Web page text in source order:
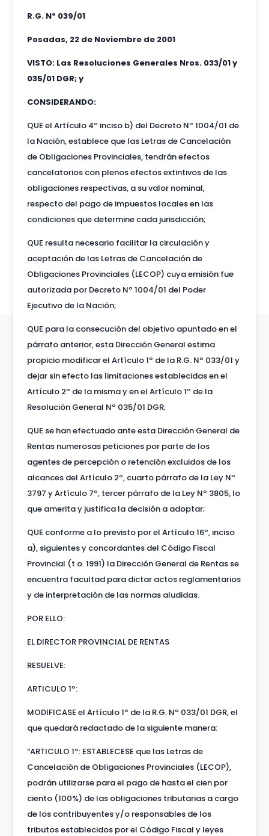
R.G. Nº 039/01
Posadas, 22 de Noviembre de 2001
VISTO: Las Resoluciones Generales Nros. 033/01 y
035/01 DGR; y
CONSIDERANDO:
QUE el Artículo 4º inciso b) del Decreto Nº 1004/01 de
la Nación, establece que las Letras de Cancelación
de Obligaciones Provinciales, tendrán efectos
cancelatorios con plenos efectos extintivos de las
obligaciones respectivas, a su valor nominal,
respecto del pago de impuestos locales en las
condiciones que determine cada jurisdicción;
QUE resulta necesario facilitar la circulación y
aceptación de las Letras de Cancelación de
Obligaciones Provinciales (LECOP) cuya emisión fue
autorizada por Decreto Nº 1004/01 del Poder
Ejecutivo de la Nación;
QUE para la consecución del objetivo apuntado en el
párrafo anterior, esta Dirección General estima
propicio modificar el Artículo 1º de la R.G. Nº 033/01 y
dejar sin efecto las limitaciones establecidas en el
Artículo 2º de la misma y en el Artículo 1º de la
Resolución General Nº 035/01 DGR;
QUE se han efectuado ante esta Dirección General de
Rentas numerosas peticiones por parte de los
agentes de percepción o retención excluidos de los
alcances del Artículo 2º, cuarto párrafo de la Ley Nº
3797 y Artículo 7º, tercer párrafo de la Ley Nº 3805, lo
que amerita y justifica la decisión a adoptar;
QUE conforme a lo previsto por el Artículo 16º, inciso
a), siguientes y concordantes del Código Fiscal
Provincial (t.o. 1991) la Dirección General de Rentas se
encuentra facultad para dictar actos reglamentarios
y de interpretación de las normas aludidas.
POR ELLO:
EL DIRECTOR PROVINCIAL DE RENTAS
RESUELVE:
ARTICULO 1º:
MODIFICASE el Artículo 1º de la R.G. Nº 033/01 DGR, el
que quedará redactado de la siguiente manera:
“ARTICULO 1º: ESTABLECESE que las Letras de
Cancelación de Obligaciones Provinciales (LECOP),
podrán utilizarse para el pago de hasta el cien por
ciento (100%) de las obligaciones tributarias a cargo
de los contribuyentes y/o responsables de los
tributos establecidos por el Código Fiscal y leyes